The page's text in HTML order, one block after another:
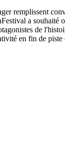
remplissent
a
de
en fin de piste